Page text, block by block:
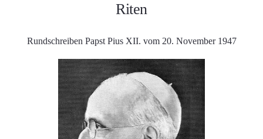
Riten
Rundschreiben Papst Pius XII. vom 20. November 1947